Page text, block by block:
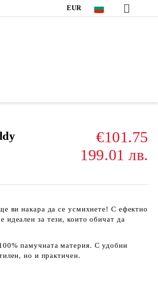
EUR
€101.75
199.01 лв.
ви накара да се усмихнете! С ефектно
идеален за тези, които обичат да
памучната материя. С удобни
но и практичен.